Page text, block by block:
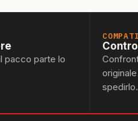
pacco parte lo
spedirlo.